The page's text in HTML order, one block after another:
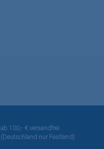
ab 100,- € versandfrei
(Deutschland nur Festland)